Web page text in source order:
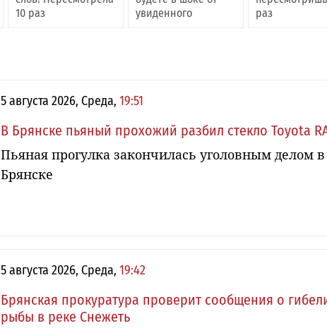
10 раз
увиденного
раз
5 августа 2026, Среда, 19:51
В Брянске пьяный прохожий разбил стекло Toyota
Пьяная прогулка закончилась уголовным делом в
Брянске
5 августа 2026, Среда, 19:42
Брянская прокуратура проверит сообщения о
рыбы в реке Снежеть